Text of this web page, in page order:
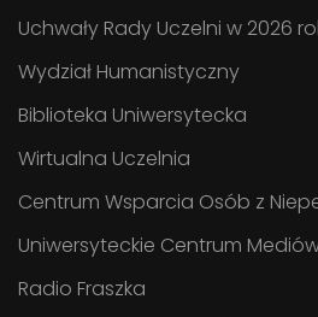
Uchwały Rady Uczelni w 2026
Wydział Humanistyczny
Biblioteka Uniwersytecka
Wirtualna Uczelnia
Centrum Wsparcia Osób z
Uniwersyteckie Centrum
Radio Fraszka